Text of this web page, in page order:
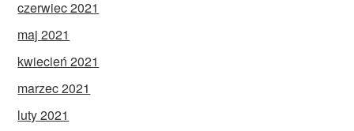
czerwiec 2021
maj 2021
kwiecień 2021
marzec 2021
luty 2021